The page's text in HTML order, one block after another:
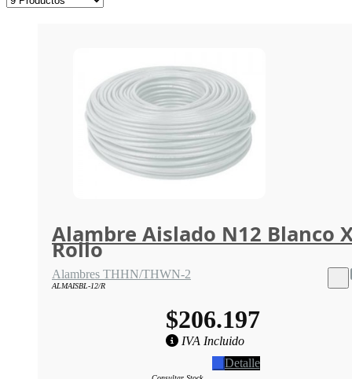
Alambre Aislado N12 Blanco
Rollo
Alambres THHN/THWN-2
ALMAISBL-12/R
$206.197
IVA Incluido
Detalle